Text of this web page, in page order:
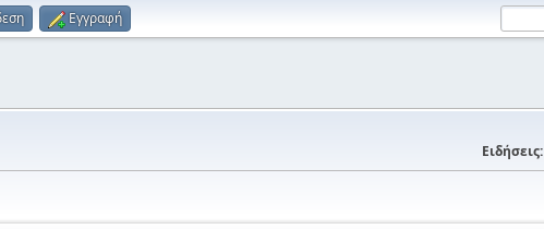
Εγγραφή
Ειδήσεις: